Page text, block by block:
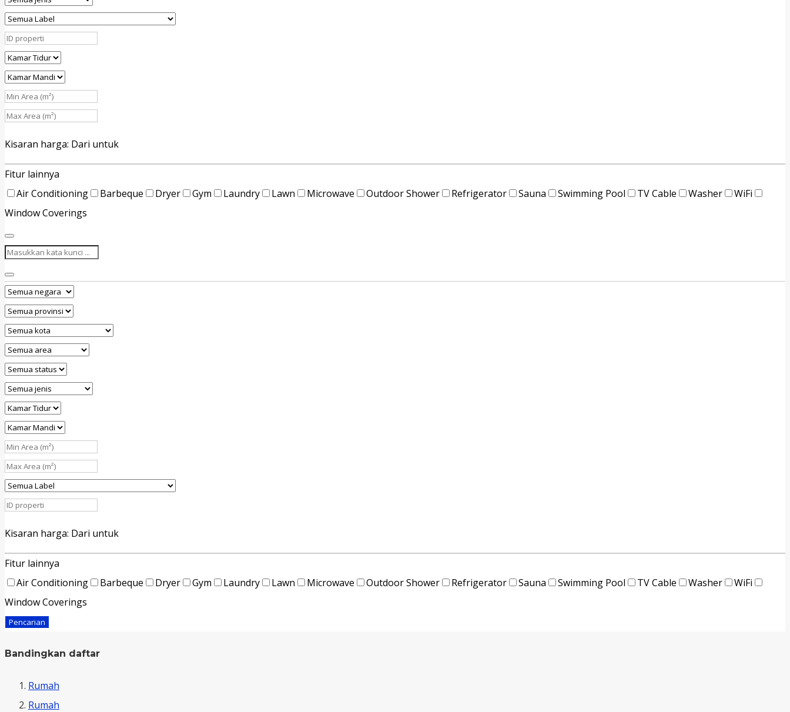
Kisaran harga: Dari untuk
Fitur lainnya
Air Conditioning
Barbeque Dryer Gym Laundry Lawn Microwave Outdoor Shower Refrigerator Sauna Swimming Pool TV Cable Washer
WiFi
Window Coverings
Kisaran harga: Dari untuk
Fitur lainnya
Air Conditioning
Barbeque Dryer Gym Laundry Lawn Microwave Outdoor Shower Refrigerator Sauna Swimming Pool TV Cable Washer
WiFi
Window Coverings
Pencarian
Bandingkan daftar
Rumah
Rumah